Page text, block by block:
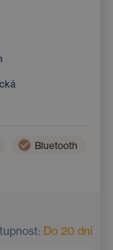
Bluetooth
Do 20 dní